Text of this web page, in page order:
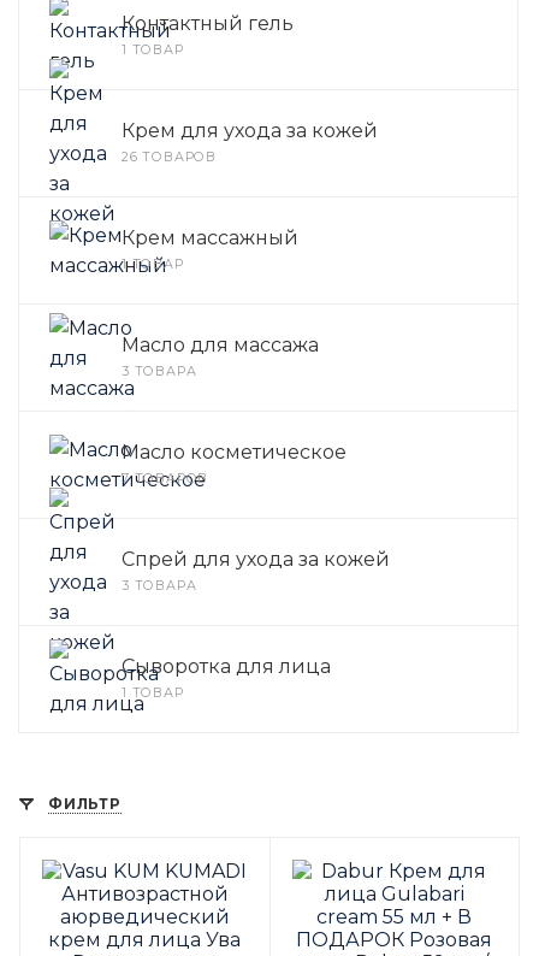
Контактный гель
1 ТОВАР
Крем для ухода за кожей
26 ТОВАРОВ
Крем массажный
1 ТОВАР
Масло для массажа
3 ТОВАРА
Масло косметическое
7 ТОВАРОВ
Спрей для ухода за кожей
3 ТОВАРА
Сыворотка для лица
1 ТОВАР
ФИЛЬТР